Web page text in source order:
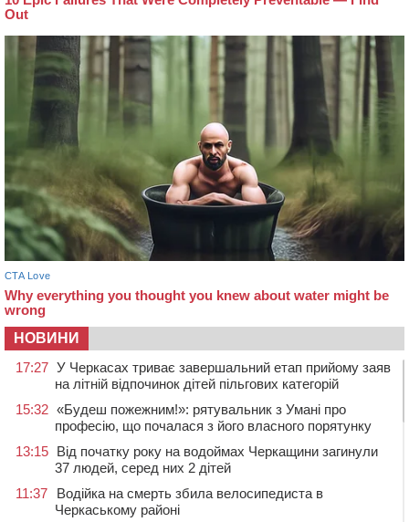
НОВИНИ
17:27 У Черкасах триває завершальний етап прийому заяв
на літній відпочинок дітей пільгових категорій
15:32 «Будеш пожежним!»: рятувальник з Умані про
професію, що почалася з його власного порятунку
13:15 Від початку року на водоймах Черкащини загинули
37 людей, серед них 2 дітей
11:37
Водійка на смерть збила велосипедиста в
Черкаському районі